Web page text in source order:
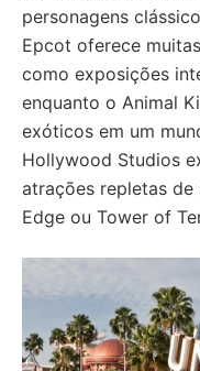
personagens
Epcot oferece
como exposições
enquanto o Animal
exóticos em um
Hollywood Studios
atrações repletas de
Edge ou Tower of